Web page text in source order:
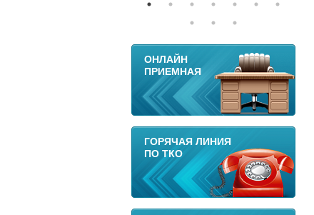
11
ОНЛАЙН
ПРИЕМНАЯ
ГОРЯЧАЯ ЛИНИЯ
ПО ТКО